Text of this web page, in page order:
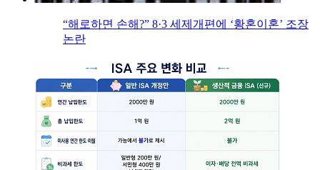
“해로하면 손해?” 8·3 세제개편에 ‘황혼이혼’ 조장
논란